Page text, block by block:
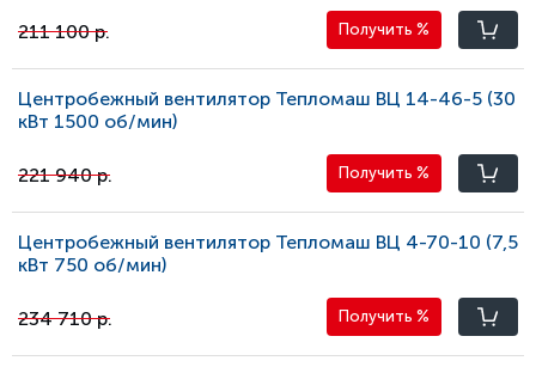
211 100 р. Получить %
Центробежный вентилятор Тепломаш ВЦ 14-46-5 (30
кВт 1500 oб/мин)
221 940 р. Получить %
Центробежный вентилятор Тепломаш ВЦ 4-70-10 (7,5
кВт 750 oб/мин)
234 710 р. Получить %